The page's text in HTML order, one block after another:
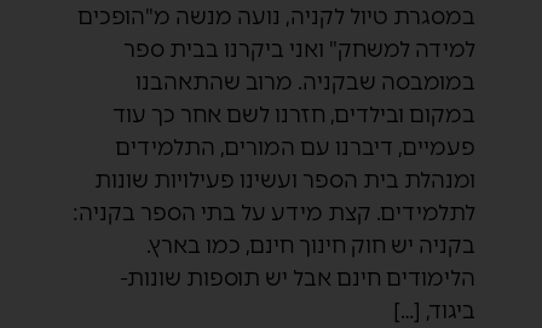
במסגרת טיול לקניה, נועה מנשה מ"הופכים
למידה למשחק" ואני ביקרנו בבית ספר
במומבסה שבקניה. מרוב שהתאהבנו
במקום ובילדים, חזרנו לשם אחר כך עוד
פעמיים, דיברנו עם המורים, התלמידים
ומנהלת בית הספר ועשינו פעילויות שונות
לתלמידים. קצת מידע על בתי הספר בקניה:
בקניה יש חוק חינוך חינם, כמו בארץ.
הלימודים חינם אבל יש תוספות שונות-
ביגוד, […]